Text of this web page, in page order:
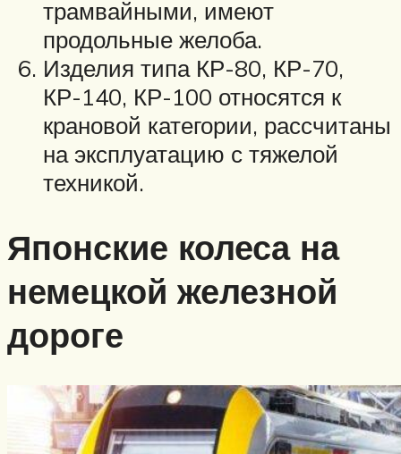
трамвайными, имеют
продольные желоба.
Изделия типа КР-80, КР-70,
КР-140, КР-100 относятся к
крановой категории, рассчитаны
на эксплуатацию с тяжелой
техникой.
Японские колеса на
немецкой железной
дороге